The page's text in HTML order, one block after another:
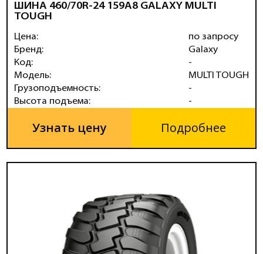
ШИНА 460/70R-24 159A8 GALAXY MULTI
TOUGH
Цена:
Бренд:
Код:
Модель:
Грузоподъемность:
Высота подъема:
по запросу
Galaxy
-
MULTI TOUGH
-
-
Узнать цену Подробнее